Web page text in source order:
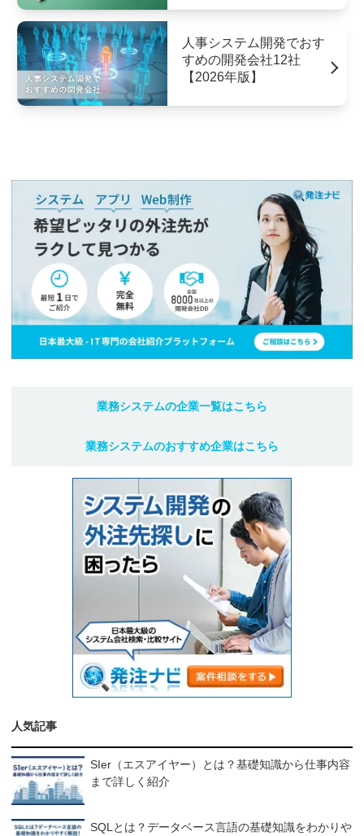
人事システム開発でおす
すめの開発会社12社
【2026年版】
業務システムの企業一覧はこちら
業務システムのおすすめ企業はこちら
人気記事
SIer（エスアイヤー）とは？基礎知識から仕事内容
まで詳しく紹介
SQLとは？データベース言語の基礎知識をわかりや